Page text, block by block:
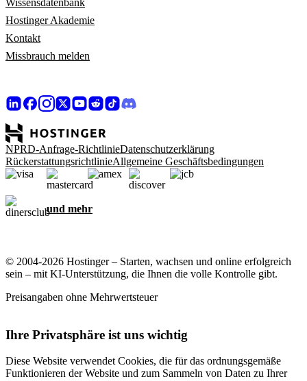
Wissensdatenbank
Hostinger Akademie
Kontakt
Missbrauch melden
NPRD-Anfrage-RichtlinieDatenschutzerklärung
RückerstattungsrichtlinieAllgemeine Geschäftsbedingungen
und mehr
© 2004-2026 Hostinger – Starten, wachsen und online erfolgreich
sein – mit KI-Unterstützung, die Ihnen die volle Kontrolle gibt.
Preisangaben ohne Mehrwertsteuer
Ihre Privatsphäre ist uns wichtig
Diese Website verwendet Cookies, die für das ordnungsgemäße
Funktionieren der Website und zum Sammeln von Daten zu Ihrer